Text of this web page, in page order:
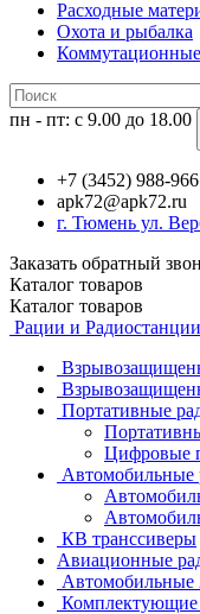
Расходные
Охота и рыбалка
пн - пт: с 9.00 до 18.00
+7 (3452) 988-966
apk72@apk72.ru
г. Тюмень ул.
Заказать обратный
Каталог товаров
Каталог товаров
Рации и Радиостанции
Портативные
Цифровые
Автомобильные
КВ транссиверы
Авиационные
Автомобильные
Комплектующие